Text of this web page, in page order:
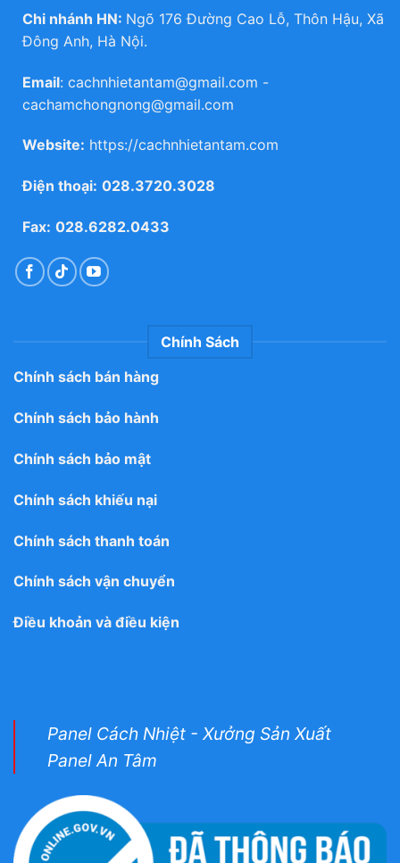
Chi nhánh HN: Ngõ 176 Đường Cao Lỗ, Thôn Hậu, Xã
Đông Anh, Hà Nội.
Email: cachnhietantam@gmail.com -
cachamchongnong@gmail.com
Website: https://cachnhietantam.com
Điện thoại: 028.3720.3028
Fax: 028.6282.0433
Chính Sách
Chính sách bán hàng
Chính sách bảo hành
Chính sách bảo mật
Chính sách khiếu nại
Chính sách thanh toán
Chính sách vận chuyển
Điều khoản và điều kiện
Panel Cách Nhiệt - Xưởng Sản Xuất
Panel An Tâm